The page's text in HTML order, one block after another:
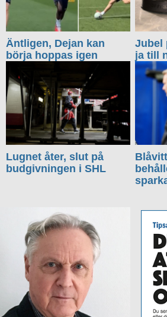
Äntligen, Dejan kan
börja hoppas igen
Jubel
ja till
Lugnet åter, slut på
budgivningen i SHL